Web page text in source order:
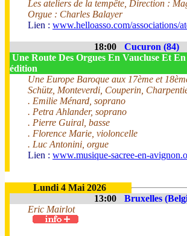
Les ateliers de la tempête, Direction :
Orgue : Charles Balayer
Lien : www.helloasso.com/associations/
18:00
Cucuron (84)
Une Route Des Orgues En Vaucluse Et
édition
Une Europe Baroque aux 17ème et
Schütz, Monteverdi, Couperin,
. Emilie Ménard, soprano
. Petra Ahlander, soprano
. Pierre Guiral, basse
. Florence Marie, violoncelle
. Luc Antonini, orgue
Lien : www.musique-sacree-en-
Lundi 4 Mai 2026
13:00
Bruxelles
Eric Mairlot